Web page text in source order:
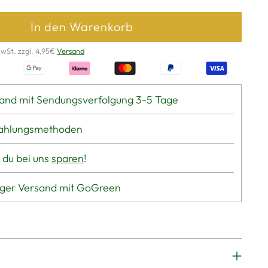
In den Warenkorb
zzgl. 4,95€Versand
mit Sendungsverfolgung 3-5 Tage
bei uns sparen!
Versand mit GoGreen